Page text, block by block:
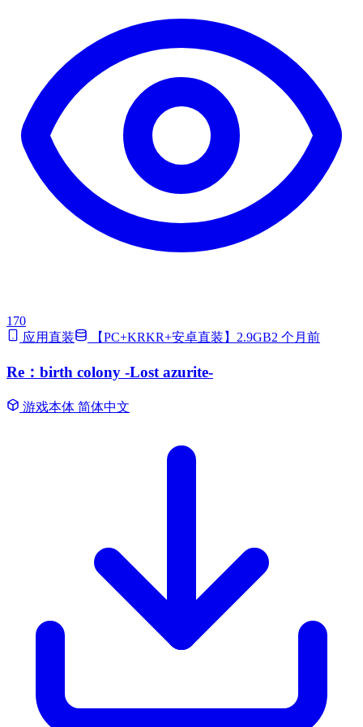
170
应用直装
【PC+KRKR+安卓直装】2.9GB2 个月前
Re：birth colony -Lost azurite-
游戏本体 简体中文